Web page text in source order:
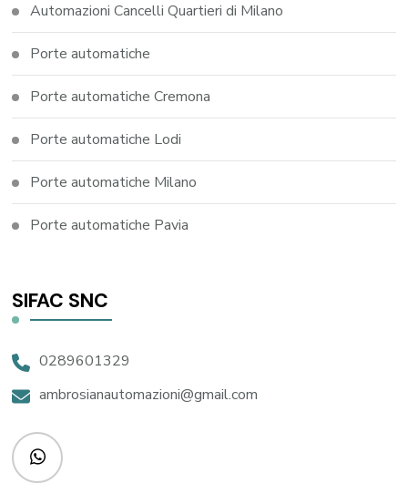
Automazioni Cancelli Quartieri di Milano
Porte automatiche
Porte automatiche Cremona
Porte automatiche Lodi
Porte automatiche Milano
Porte automatiche Pavia
SIFAC SNC
0289601329
ambrosianautomazioni@gmail.com